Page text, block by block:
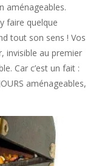
aménageables.
faire quelque
tout son sens ! Vos
invisible au premier
Car c’est un fait :
aménageables,